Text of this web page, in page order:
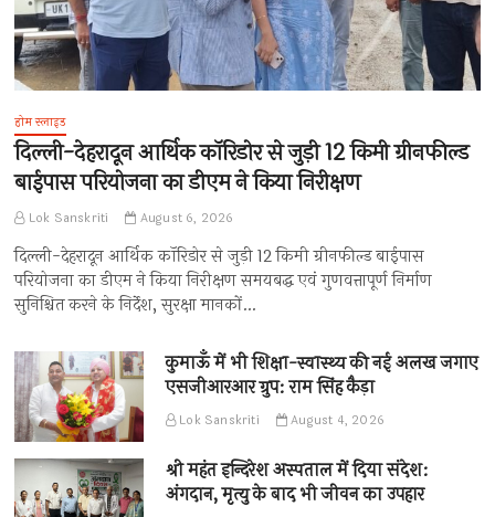
होम स्लाइड
दिल्ली-देहरादून आर्थिक कॉरिडोर से जुड़ी 12 किमी ग्रीनफील्ड
बाईपास परियोजना का डीएम ने किया निरीक्षण
Lok Sanskriti August 6, 2026
दिल्ली-देहरादून आर्थिक कॉरिडोर से जुड़ी 12 किमी ग्रीनफील्ड बाईपास
परियोजना का डीएम ने किया निरीक्षण समयबद्ध एवं गुणवत्तापूर्ण निर्माण
सुनिश्चित करने के निर्देश, सुरक्षा मानकों…
कुमाऊँ में भी शिक्षा-स्वास्थ्य की नई अलख जगाए
एसजीआरआर ग्रुप: राम सिंह कैड़ा
Lok Sanskriti August 4, 2026
श्री महंत इन्दिरेश अस्पताल में दिया संदेश:
अंगदान, मृत्यु के बाद भी जीवन का उपहार